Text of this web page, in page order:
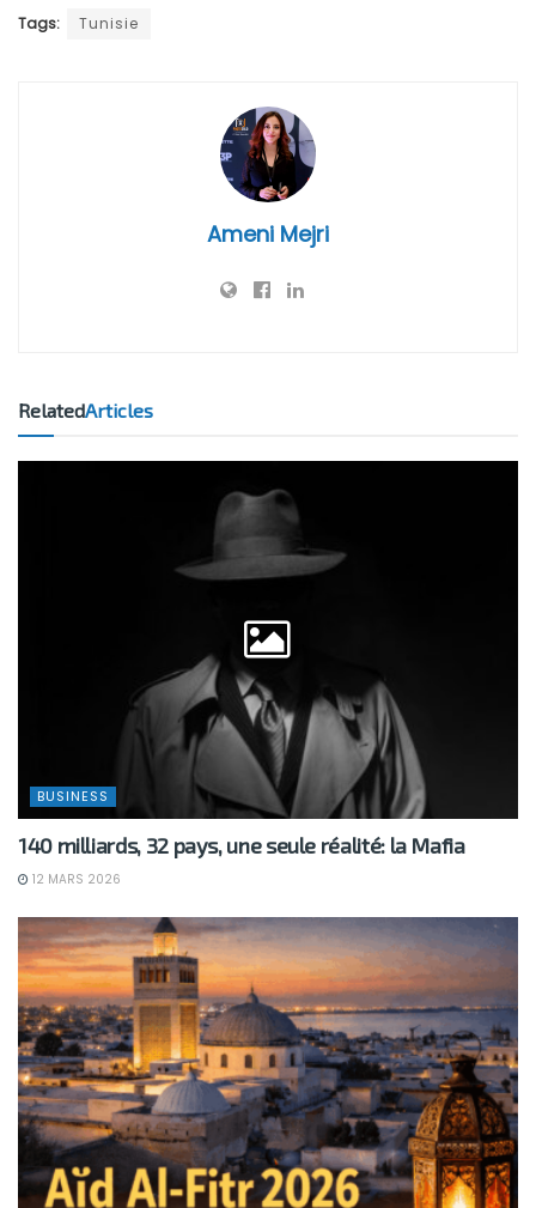
Tags: Tunisie
Ameni Mejri
RelatedArticles
BUSINESS
140 milliards, 32 pays, une seule réalité: la Mafia
12 MARS 2026